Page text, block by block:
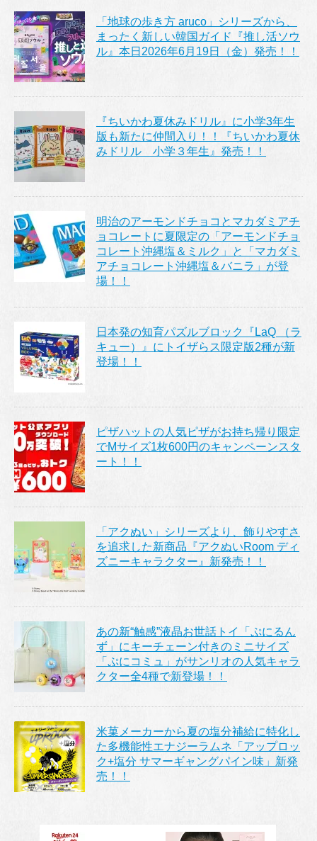
「地球の歩き方 aruco」シリーズから、
まったく新しい韓国ガイド『推し活ソウ
ル』本日2026年6月19日（金）発売！！
『ちいかわ夏休みドリル』に小学3年生
版も新たに仲間入り！！『ちいかわ夏休
みドリル 小学３年生』発売！！
明治のアーモンドチョコとマカダミアチ
ョコレートに夏限定の「アーモンドチョ
コレート沖縄塩＆ミルク」と「マカダミ
アチョコレート沖縄塩＆バニラ」が登
場！！
日本発の知育パズルブロック『LaQ （ラ
キュー）』にトイザらス限定版2種が新
登場！！
ピザハットの人気ピザがお持ち帰り限定
でMサイズ1枚600円のキャンペーンスタ
ート！！
「アクぬい」シリーズより、飾りやすさ
を追求した新商品『アクぬいRoom ディ
ズニーキャラクター』新発売！！
あの新“触感”液晶お世話トイ「ぷにるん
ず」にキーチェーン付きのミニサイズ
「ぷにコミュ」がサンリオの人気キャラ
クター全4種で新登場！！
米菓メーカーから夏の塩分補給に特化し
た多機能性エナジーラムネ「アップロッ
ク+塩分 サマーギャングパイン味」新発
売！！